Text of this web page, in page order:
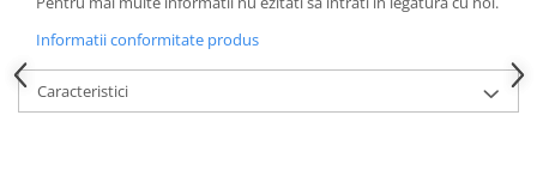
Informatii conformitate produs
Caracteristici